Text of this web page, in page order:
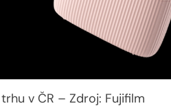
v ČR – Zdroj: Fujifilm